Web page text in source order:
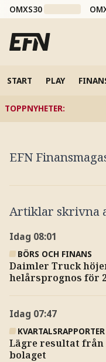
OMXS30
START PLAY
TOPPNYHETER:
EFN
Artiklar skrivna
Idag 08:01
BÖRS OCH FINANS
Daimler Truck
helårsprognos för
Idag 07:47
KVARTALSRAPPORTER
Lägre resultat
bolaget